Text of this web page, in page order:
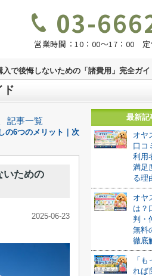
03-
営業時間：10：00～17：00 定
入で後悔しないための「諸費用」完全ガイ
ド
記事一覧
の6つのメリット｜次
いための
2025-06-23
最新記
オヤ
口コ
利用
満足
る理
オヤ
は？
判・
無料
徹底
「
れば